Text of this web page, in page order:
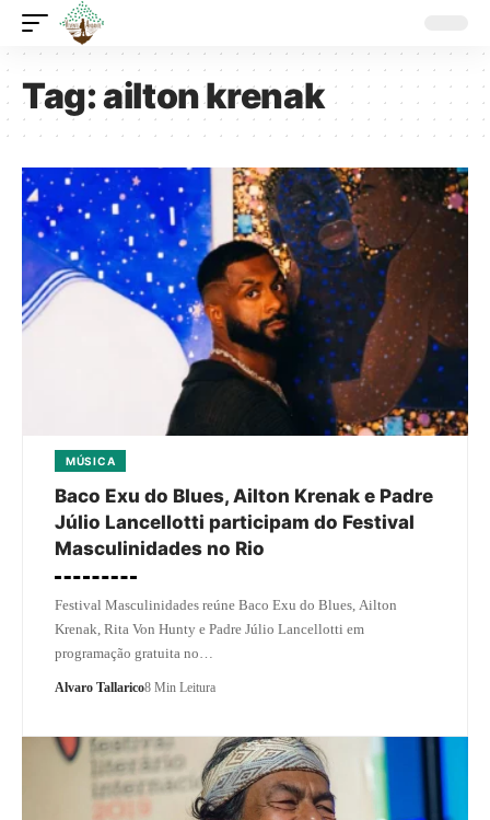
Tag:ailton krenak
MÚSICA
Baco Exu do Blues, Ailton Krenak e Padre
Júlio Lancellotti participam do Festival
Masculinidades no Rio
Festival Masculinidades reúne Baco Exu do Blues, Ailton
Krenak, Rita Von Hunty e Padre Júlio Lancellotti em
programação gratuita no…
Alvaro Tallarico8 Min Leitura